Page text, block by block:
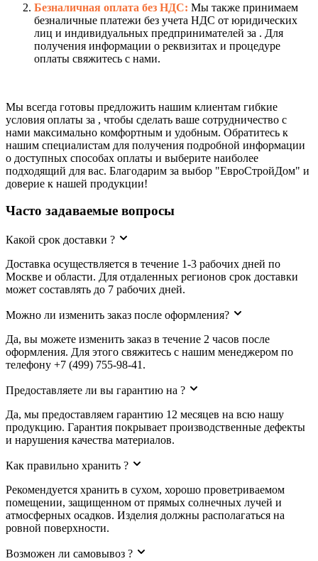
Безналичная оплата без НДС: Мы также принимаем
безналичные платежи без учета НДС от юридических
лиц и индивидуальных предпринимателей за . Для
получения информации о реквизитах и процедуре
оплаты свяжитесь с нами.
Мы всегда готовы предложить нашим клиентам гибкие
условия оплаты за , чтобы сделать ваше сотрудничество с
нами максимально комфортным и удобным. Обратитесь к
нашим специалистам для получения подробной информации
о доступных способах оплаты и выберите наиболее
подходящий для вас. Благодарим за выбор "ЕвроСтройДом" и
доверие к нашей продукции!
Часто задаваемые вопросы
Какой срок доставки ?
Доставка осуществляется в течение 1-3 рабочих дней по
Москве и области. Для отдаленных регионов срок доставки
может составлять до 7 рабочих дней.
Можно ли изменить заказ после оформления?
Да, вы можете изменить заказ в течение 2 часов после
оформления. Для этого свяжитесь с нашим менеджером по
телефону +7 (499) 755-98-41.
Предоставляете ли вы гарантию на ?
Да, мы предоставляем гарантию 12 месяцев на всю нашу
продукцию. Гарантия покрывает производственные дефекты
и нарушения качества материалов.
Как правильно хранить ?
Рекомендуется хранить в сухом, хорошо проветриваемом
помещении, защищенном от прямых солнечных лучей и
атмосферных осадков. Изделия должны располагаться на
ровной поверхности.
Возможен ли самовывоз ?